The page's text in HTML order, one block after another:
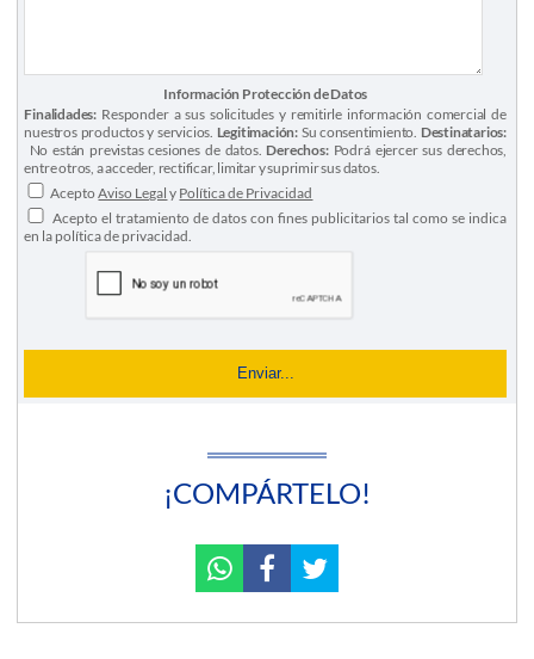
¡COMPÁRTELO!
Información Protección de Datos
Finalidades: Responder a sus solicitudes y remitirle información comercial de
nuestros productos y servicios. Legitimación: Su consentimiento. Destinatarios:
No están previstas cesiones de datos. Derechos:Podrá ejercer sus derechos,
entre otros, a acceder, rectificar, limitar y suprimir sus datos.
AceptoAviso Legal y Política de Privacidad
Acepto el tratamiento de datos con fines publicitarios tal como se indica
en la política de privacidad.